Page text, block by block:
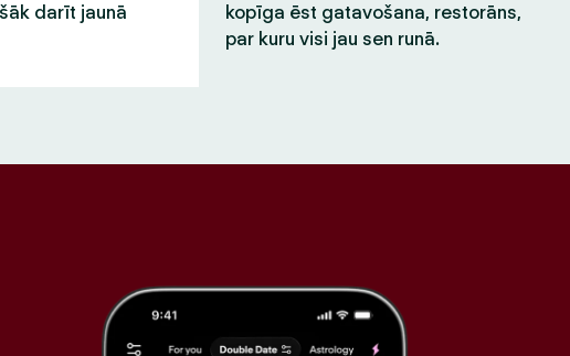
darīt jaunā
kopīga ēst gatavošana, restorāns,
par kuru visi jau sen runā.